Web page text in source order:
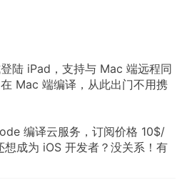
陆 iPad，支持与 Mac 端远程同
Mac 端编译，从此出门不用携
编译云服务，订阅价格 10$/
成为 iOS 开发者？没关系！有